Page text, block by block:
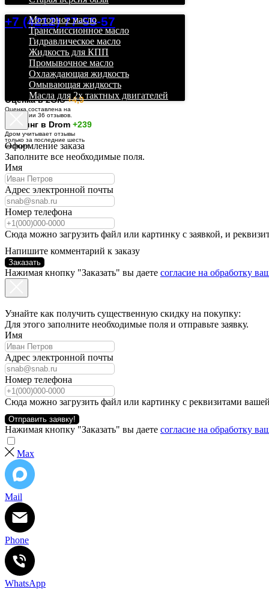
+7 (4212) 77-55-57
Оценка в 2GIS+4,9
Оценка составлена на
основании 36 отзывов.
Рейтинг в Drom +239
Дром учитывает отзывы
только за последние шесть
месяцев.
Моторное масло
Трансмиссионное масло
Гидравлическое масло
Жидкость для КПП
Промывочное масло
Охлаждающая жидкость
Омывающая жидкость
Масла для 2х тактных двигателей
Оформление заказа
Заполните все необходимые поля.
Имя
Адрес электронной почты
Номер телефона
Сюда можно загрузить файл или картинку с заявкой, и
Напишите комментарий к заказу
Заказать
Нажимая кнопку "Заказать" вы даете согласие на обработку
Узнайте как получить существенную скидку на покупку:
Для этого заполните необходимые поля и отправьте заявку.
Имя
Адрес электронной почты
Номер телефона
Сюда можно загрузить файл или картинку с реквизитами
Отправить заявку!
Нажимая кнопку "Заказать" вы даете согласие на обработку
Max
Mail
Phone
WhatsApp